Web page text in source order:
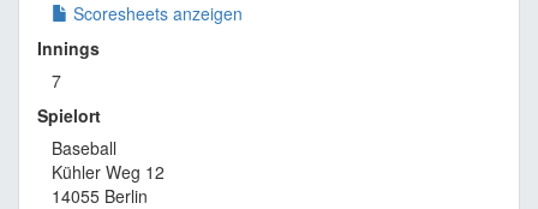
Scoresheets anzeigen
Innings
7
Spielort
Baseball
Kühler Weg 12
14055 Berlin